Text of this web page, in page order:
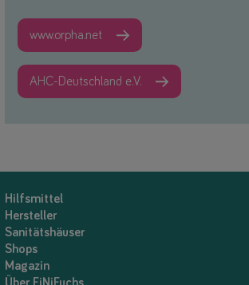
www.orpha.net
AHC-Deutschland e.V.
Hilfsmittel
Hersteller
Sanitätshäuser
Shops
Magazin